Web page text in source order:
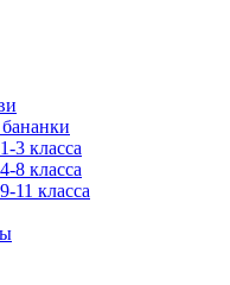
3 класса
8 класса
11 класса